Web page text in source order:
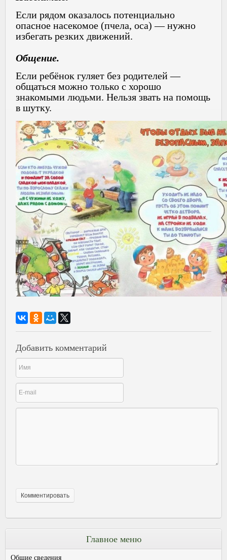
Если рядом оказалось потенциально
опасное насекомое (пчела, оса) — нужно
избегать резких движений.
Общение.
Если ребёнок гуляет без родителей —
общаться можно только с хорошо
знакомыми людьми. Нельзя звать на помощь
в шутку.
Добавить комментарий
Главное меню
Общие сведения